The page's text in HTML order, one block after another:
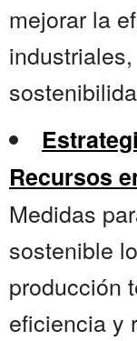
mejorar la
Recursos
Medidas
sostenible
producción
eficiencia y